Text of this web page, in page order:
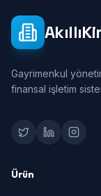
Gayrimenkul
finansal işletim
Ürün